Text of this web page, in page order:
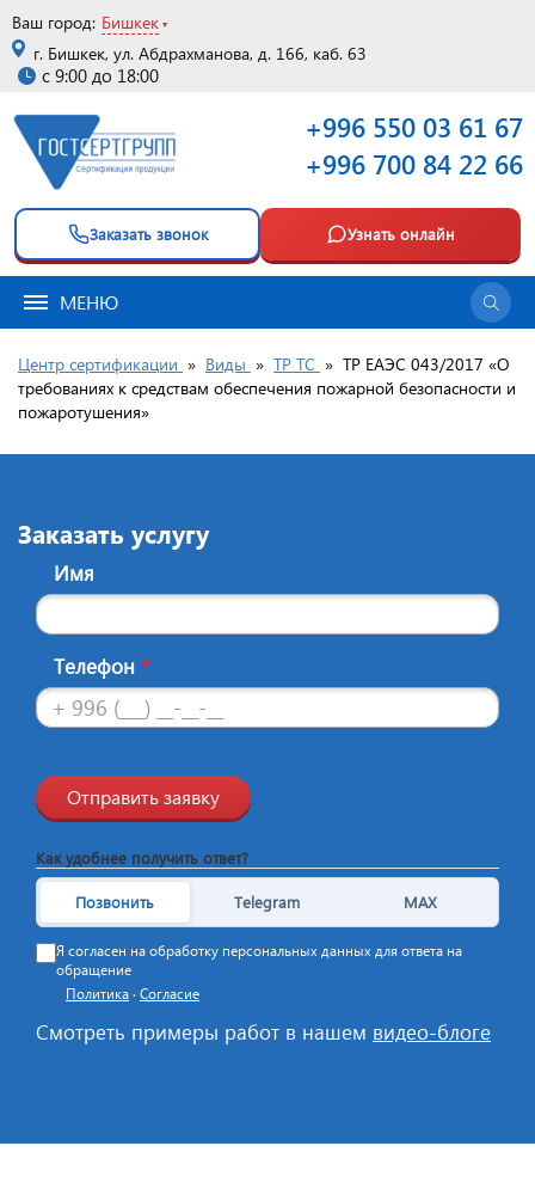
Ваш город: Бишкек
г. Бишкек, ул. Абдрахманова, д. 166, каб. 63
с 9:00 до 18:00
+996 550 03 61 67
+996 700 84 22 66
Заказать звонок Узнать онлайн
МЕНЮ
Центр сертификации » Виды » ТР ТС » ТР ЕАЭС 043/2017 «О
требованиях к средствам обеспечения пожарной безопасности и
пожаротушения»
Заказать услугу
Имя
Телефон *
Отправить заявку
Как удобнее получить ответ?
Позвонить Telegram MAX
Я согласен на обработку персональных данных для ответа на
обращение
Политика · Согласие
Смотреть примеры работ в нашем видео-блоге